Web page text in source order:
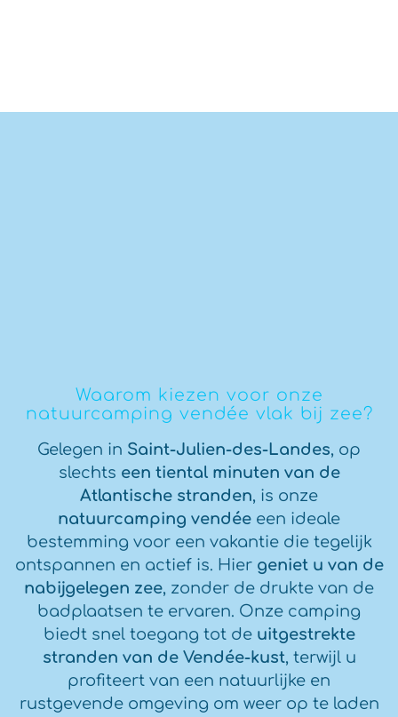
Waarom kiezen voor onze
natuurcamping vendée vlak bij zee?
Gelegen in Saint-Julien-des-Landes, op
slechts een tiental minuten van de
Atlantische stranden, is onze
natuurcamping vendée een ideale
bestemming voor een vakantie die tegelijk
ontspannen en actief is. Hier geniet u van de
nabijgelegen zee, zonder de drukte van de
badplaatsen te ervaren. Onze camping
biedt snel toegang tot de uitgestrekte
stranden van de Vendée-kust, terwijl u
profiteert van een natuurlijke en
rustgevende omgeving om weer op te laden